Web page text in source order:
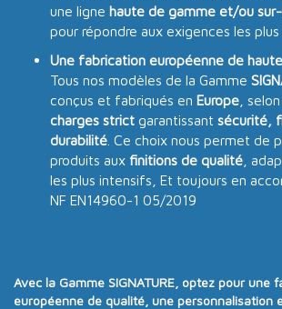
une ligne haute de gamme et/ou
pour répondre aux exigences les plus
Une fabrication européenne de
Tous nos modèles de la Gamme
conçus et fabriqués en Europe ,
charges strict garantissant sécurité,
durabilité . Ce choix nous permet de
produits aux finitions de qualité ,
les plus intensifs, Et toujours en
NF EN14960-1 05/2019
Avec la Gamme SIGNATURE , optez pour une
européenne de qualité , une personnalisation